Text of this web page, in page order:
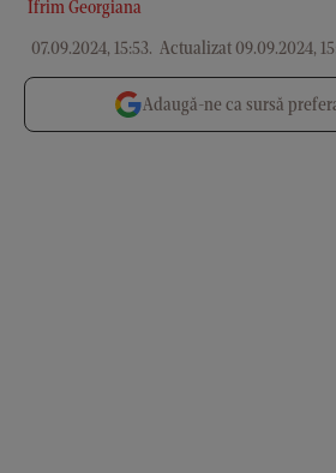
Ifrim Georgiana
07.09.2024, 15:53. Actualizat 09.09.2024,
Adaugă-ne ca sursă